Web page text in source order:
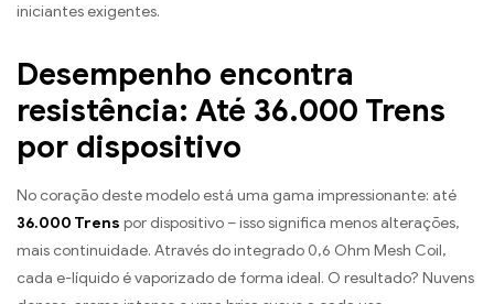
iniciantes exigentes.
Desempenho encontra
resistência: Até 36.000 Trens
por dispositivo
No coração deste modelo está uma gama impressionante: até
36.000 Trens por dispositivo – isso significa menos alterações,
mais continuidade. Através do integrado 0,6 Ohm Mesh Coil,
cada e-líquido é vaporizado de forma ideal. O resultado? Nuvens